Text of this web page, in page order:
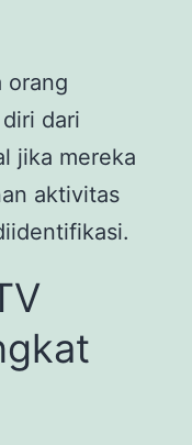
orang
dari
jika mereka
aktivitas